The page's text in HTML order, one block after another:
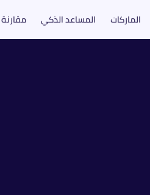
الماركات المساعد الذكي مقارنة